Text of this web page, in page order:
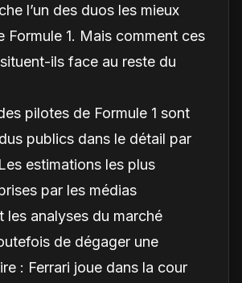
l’un des duos les mieux
Formule 1. Mais comment ces
ils face au reste du
pilotes de Formule 1 sont
publics dans le détail par
estimations les plus
par les médias
les analyses du marché
de dégager une
: Ferrari joue dans la cour